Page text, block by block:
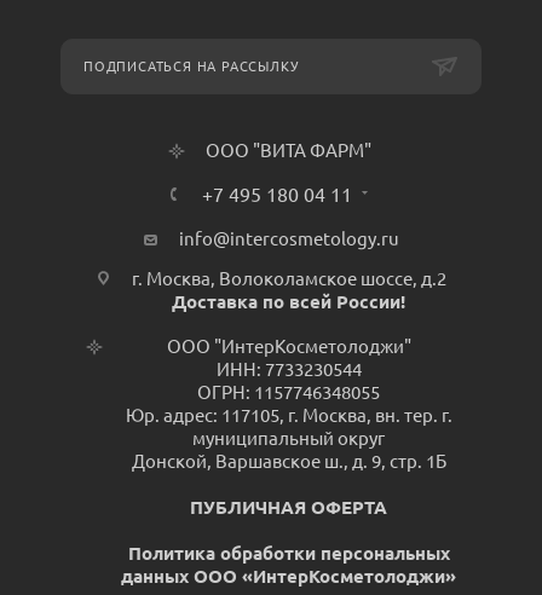
ПОДПИСАТЬСЯ НА РАССЫЛКУ
ООО "ВИТА ФАРМ"
+7 495 180 04 11
info@intercosmetology.ru
г. Москва, Волоколамское шоссе, д.2
Доставка по всей России!
ООО "ИнтерКосметолоджи"
ИНН: 7733230544
ОГРН: 1157746348055
Юр. адрес: 117105, г. Москва, вн. тер. г.
муниципальный округ
Донской, Варшавское ш., д. 9, стр. 1Б
ПУБЛИЧНАЯ ОФЕРТА
Политика обработки персональных
данных ООО «ИнтерКосметолоджи»